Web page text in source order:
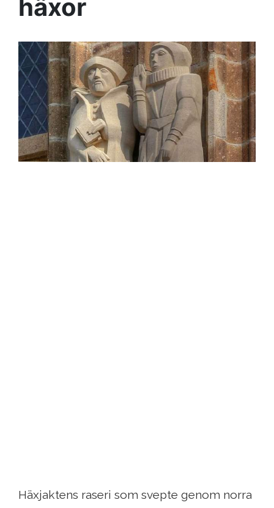
häxor
Häxjaktens raseri som svepte genom norra